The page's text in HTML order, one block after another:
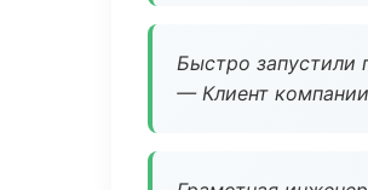
Быстро запустили
— Клиент компании